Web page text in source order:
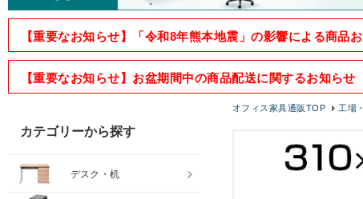
【重要なお知らせ】「令和8年熊本地震」の影響による商品
【重要なお知らせ】お盆期間中の商品配送に関するお知らせ
オフィス家具通販TOP 工場
カテゴリーから探す
デスク・机